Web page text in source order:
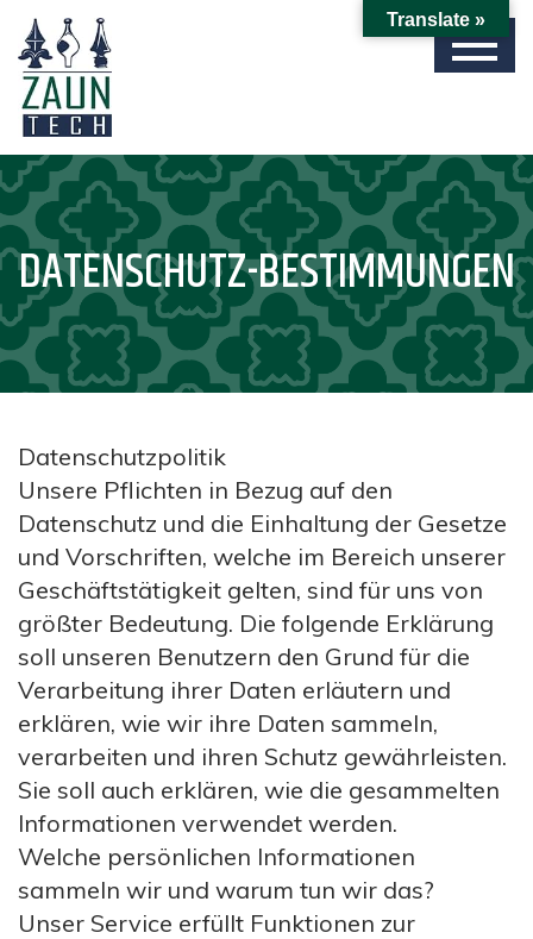
DATENSCHUTZ-BESTIMMUNGEN
Datenschutzpolitik
Unsere Pflichten in Bezug auf den
Datenschutz und die Einhaltung der Gesetze
und Vorschriften, welche im Bereich unserer
Geschäftstätigkeit gelten, sind für uns von
größter Bedeutung. Die folgende Erklärung
soll unseren Benutzern den Grund für die
Verarbeitung ihrer Daten erläutern und
erklären, wie wir ihre Daten sammeln,
verarbeiten und ihren Schutz gewährleisten.
Sie soll auch erklären, wie die gesammelten
Informationen verwendet werden.
Welche persönlichen Informationen
sammeln wir und warum tun wir das?
Unser Service erfüllt Funktionen zur
Translate »